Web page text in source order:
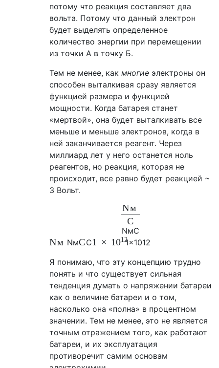
потому что реакция составляет два
вольта. Потому что данный электрон
будет выделять определенное
количество энергии при перемещении
из точки А в точку Б.
Тем не менее, как многие электроны он
способен выталкивая сразу является
функцией размера и функцией
мощности. Когда батарея станет
«мертвой», она будет выталкивать все
меньше и меньше электронов, когда в
ней заканчивается реагент. Через
миллиард лет у него останется ноль
реагентов, но реакция, которая не
происходит, все равно будет реакцией ~
3 Вольт.
Nм
С
NмС
Nм NмСС1 × 10121×1012
Я понимаю, что эту концепцию трудно
понять и что существует сильная
тенденция думать о напряжении батареи
как о величине батареи и о том,
насколько она «полна» в процентном
значении. Тем не менее, это не является
точным отражением того, как работают
батареи, и их эксплуатация
противоречит самим основам